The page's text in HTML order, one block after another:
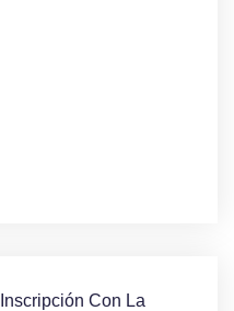
Inscripción Con La